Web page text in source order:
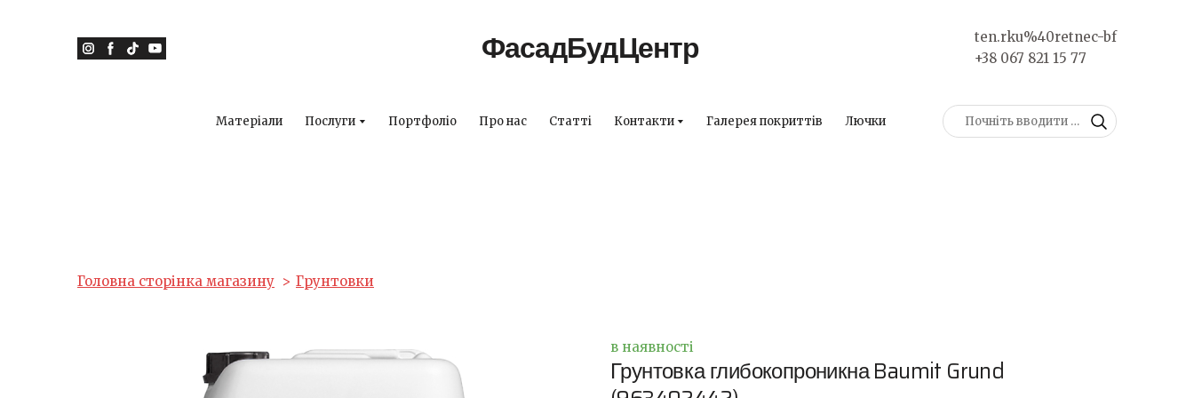
ФасадБудЦентр
ten.rku%40retnec-bf
+38 067 821 15 77
Матеріали Послуги Портфоліо Про нас Статті Контакти Галерея покриттів Лючки
Головна сторінка магазину Грунтовки
в наявності
Грунтовка глибокопроникна Baumit Grund